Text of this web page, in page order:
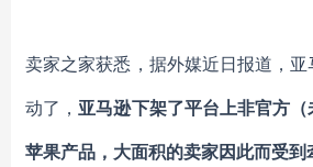
卖家之家获悉，据外媒近日报道，
动了，亚马逊下架了平台上非官方
苹果产品，大面积的卖家因此而受到